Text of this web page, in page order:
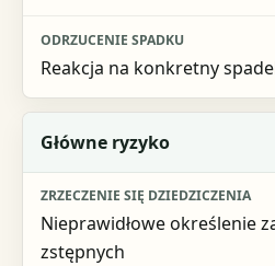
Reakcja na konkretny
Główne ryzyko
Nieprawidłowe określenie
zstępnych